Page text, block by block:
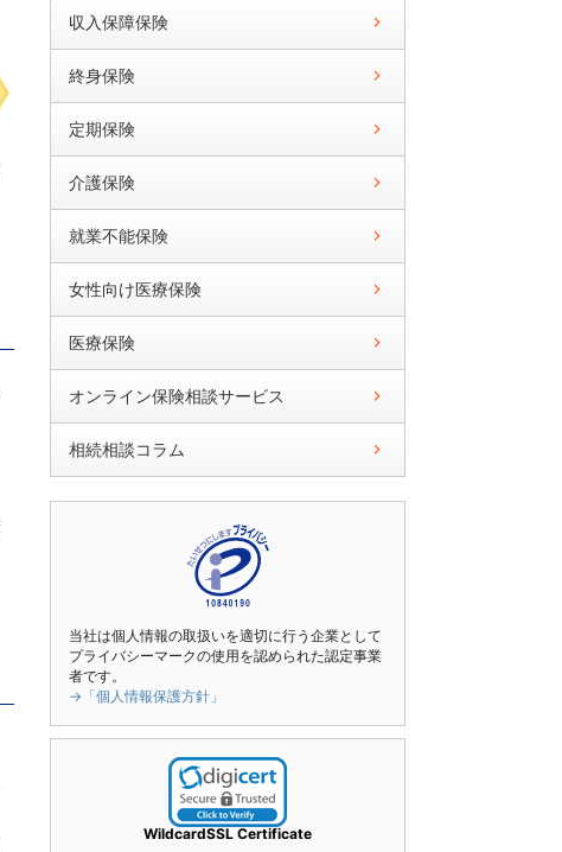
収入保障保険
終身保険
定期保険
介護保険
就業不能保険
女性向け医療保険
医療保険
オンライン保険相談サービス
相続相談コラム
当社は個人情報の取扱いを適切に行う企業として
プライバシーマークの使用を認められた認定事業
者です。
→「個人情報保護方針」
WildcardSSL Certificate